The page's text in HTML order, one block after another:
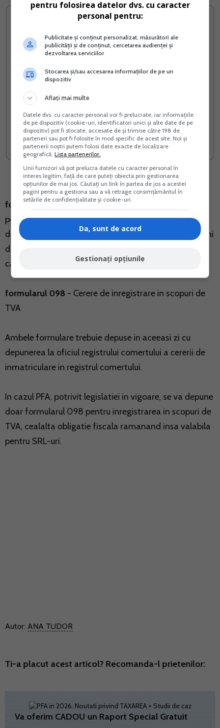
Propriul meu plan de
afaceri
Vreau acest produs →
Cartea Verde a impozitului
pe profit
Vreau acest produs →
formularul 088- Declaratie pe propria raspundere
pentru evaluarea intentiei si a capacitatii de a
desfasura activitati economice care implica operatiuni
din sfera TVA prin care contribuabilii sunt evaluati de
catre organele fiscale
formularul 098 - Cerere de inregistrare in scopuri de
TVA
Ambele formulare trebuie depuse in aceeasi zi cu
depunerea la oficiul registrului comertului a cererii de
inmatriculare in registrul comertului.
In cazul PFA, potrivit legislatiei in vigoare, se va depune
doar formularul 098 pentru inregistrarea in scopuri de
TVA, cealalta obligatie fiscala ramanand insa valabila
pentru SRL-uri.
Autor: ANA TUDOR
Ti-a placut acest articol? Recomanda-l prietenilor:
Va oferim CADOU un Raport Special Gratuit
pentru folosirea datelor dvs. cu caracter
personal pentru:
Publicitate și conținut personalizat, măsurători ale
publicității și de conținut, cercetarea audienței și
dezvoltarea serviciilor
Stocarea și/sau accesarea informațiilor de pe un
dispozitiv
Aflați mai multe
Datele dvs. cu caracter personal vor fi prelucrate, iar informațiile
de pe dispozitiv (cookie-uri, identificatori unici și alte date de pe
dispozitiv) pot fi stocate, accesate de și trimise către 198 de
parteneri sau pot fi folosite în mod specific de acest site. Noi și
partenerii noștri putem folosi date exacte de localizare
geografică.Lista partenerilor.
Unii furnizori vă pot prelucra datele cu caracter personal în
interes legitim, față de care puteți obiecta prin gestionarea
opțiunilor de mai jos. Căutați un link în partea de jos a acestei
pagini pentru a gestiona sau a vă retrage consimțământul în
setările de confidențialitate și cookie-uri.
Da, sunt de acord
Gestionați opțiunile